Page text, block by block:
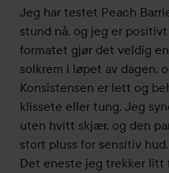
av
5
Jeg har testet Peach
stund nå, og jeg er
formatet gjør det veldig
solkrem i løpet av dagen,
Konsistensen er lett og
klissete eller tung. Jeg
uten hvitt skjær, og den
stort pluss for sensitiv hud.
Det eneste jeg trekker litt